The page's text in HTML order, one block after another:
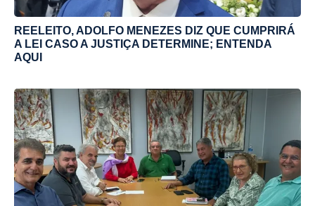
REELEITO, ADOLFO MENEZES DIZ QUE CUMPRIRÁ
A LEI CASO A JUSTIÇA DETERMINE; ENTENDA
AQUI